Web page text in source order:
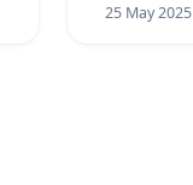
25 May 2025